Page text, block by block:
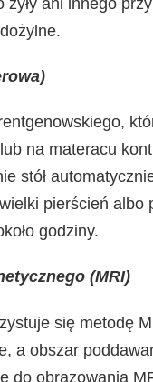
na materacu
stół
pierścień
godziny.
(MRI)
się metodę
a obszar
do obrazowania